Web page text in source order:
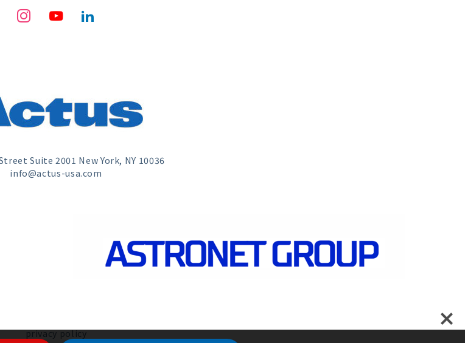
Suite 2001 New York, NY 10036
info@actus-usa.com
privacy policy